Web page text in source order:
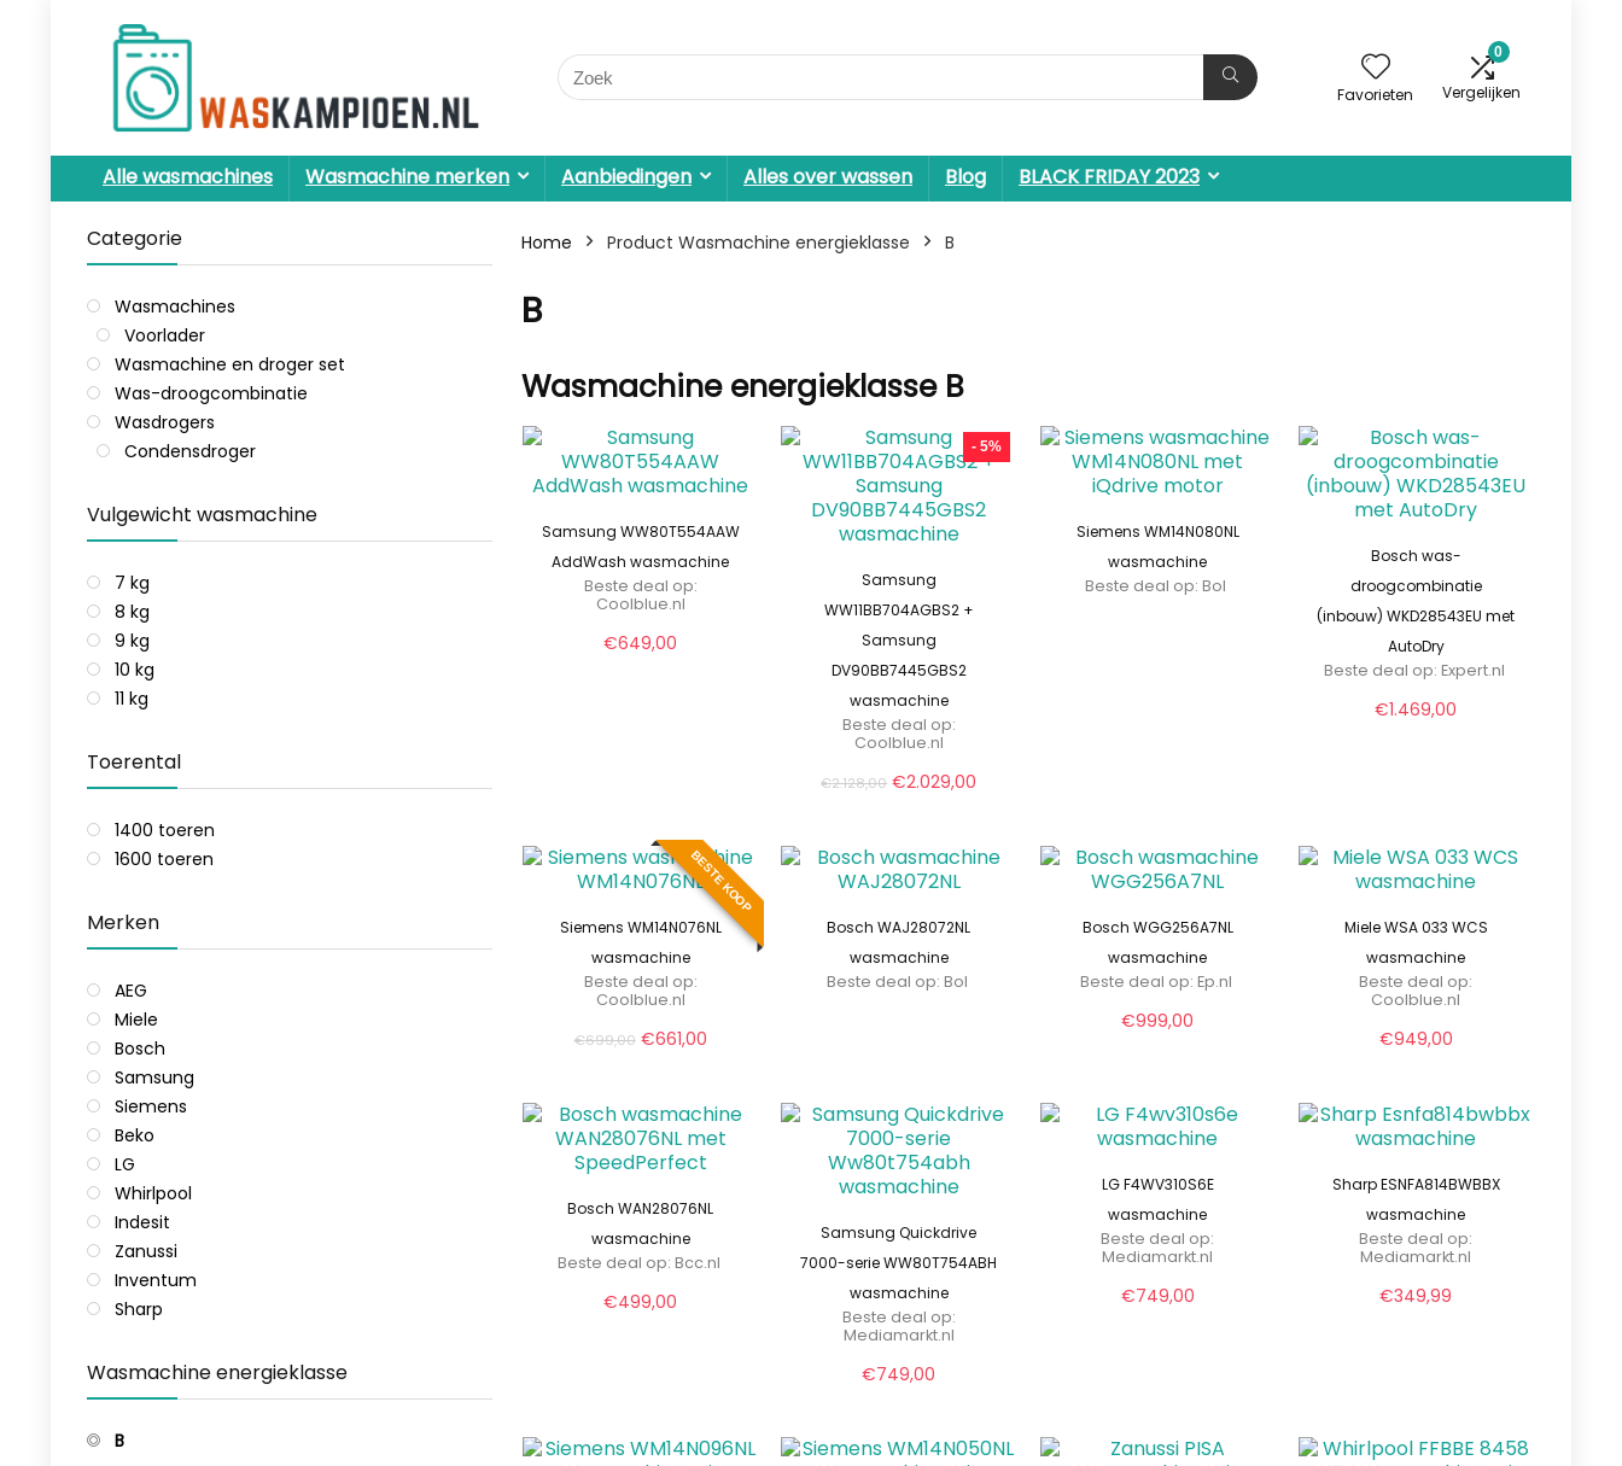
Search
for:
Favorieten
0
Vergelijken
Alle wasmachines Wasmachine merken Aanbiedingen Alles over wassen Blog BLACK FRIDAY 2023
Categorie
Wasmachines
Voorlader
Wasmachine en droger set
Was-droogcombinatie
Wasdrogers
Condensdroger
Vulgewicht wasmachine
7 kg
8 kg
9 kg
10 kg
11 kg
Toerental
1400 toeren
1600 toeren
Merken
AEG
Miele
Bosch
Samsung
Siemens
Beko
LG
Whirlpool
Indesit
Zanussi
Inventum
Sharp
Wasmachine energieklasse
B
Home Product Wasmachine energieklasse B
B
Wasmachine energieklasse B
Samsung WW80T554AAW
AddWash wasmachine
Beste deal op:
coolblue.nl
€649,00
- 5%
Samsung
WW11BB704AGBS2 +
Samsung
DV90BB7445GBS2
wasmachine
Beste deal op:
coolblue.nl
€2.128,00 Oorspronkelijke
€2.128,00.
€2.029,00
€2.029,00.
Siemens WM14N080NL
wasmachine
Beste deal op:
Bol
Bosch was-
droogcombinatie
(inbouw) WKD28543EU met
AutoDry
Beste deal op: expert.nl
€1.469,00
BESTE KOOP
Siemens WM14N076NL
wasmachine
Beste deal op:
coolblue.nl
€699,00 Oorspronkelijke
€699,00.
€661,00Huidige
€661,00.
Bosch WAJ28072NL
wasmachine
Beste deal op:
Bol
Bosch WGG256A7NL
wasmachine
Beste deal op: ep.nl
€999,00
Miele WSA 033 WCS
wasmachine
Beste deal op:
coolblue.nl
€949,00
Bosch WAN28076NL
wasmachine
Beste deal op:
bcc.nl
€499,00
Samsung Quickdrive
7000-serie WW80T754ABH
wasmachine
Beste deal op:
mediamarkt.nl
€749,00
LG F4WV310S6E
wasmachine
Beste deal op:
mediamarkt.nl
€749,00
Sharp ESNFA814BWBBX
wasmachine
Beste deal op:
mediamarkt.nl
€349,99